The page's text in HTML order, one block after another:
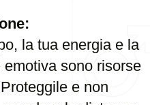
la tua energia e la
emotiva sono risorse
e non